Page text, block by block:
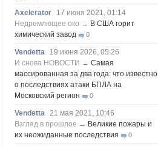
Volk
5 августа 2026, 16:29
Новые закрытые контейнерные
площадки протестируют в Магадане
Frumas
5 августа 2026, 01:12
2000 лет никто не замечал, а ИИ увидел:
как технологии помогают археологам
восстановить то, что считалось
утраченным
1
Frumas
5 августа 2026, 01:11
Китайских роботов-гуманоидов запретят
2
Axelerator
17 июня 2021, 01:14
Недремлющее око → В США горит
химический завод
0
Vendetta
19 июня 2026, 05:26
И снова НОВОСТИ → Самая
массированная за два года: что известно
о последствиях атаки БПЛА на
Московский регион
0
Vendetta 21 мая 2021, 10:46
Взгляд в прошлое → Великие пожары и
их неожиданные последствия
0